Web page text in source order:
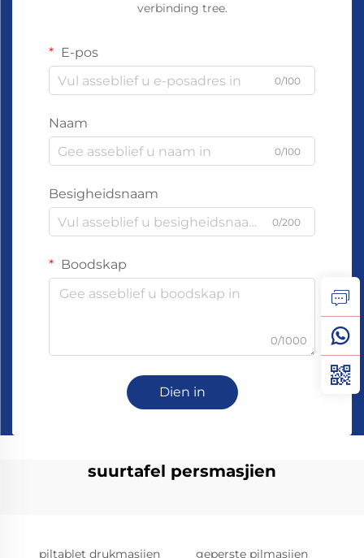
verbinding tree.
E-pos
0/100
Naam
0/100
Besigheidsnaam
0/200
Boodskap
0/1000
Dien in
suurtafel persmasjien
piltablet drukmasjien geperste pilmasjien